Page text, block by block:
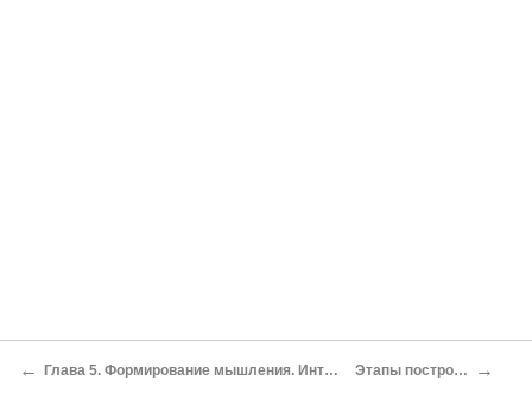
← Глава 5. Формирование мышления. Интуиция (наглядность)[33] и операции Этапы построения операций →